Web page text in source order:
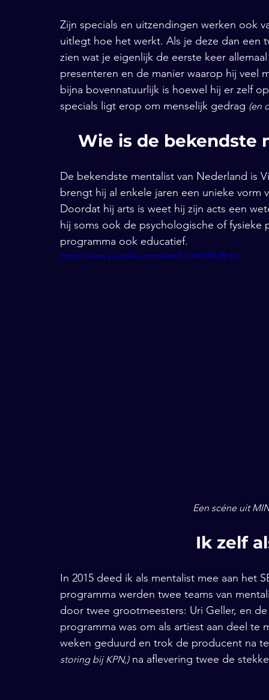
Zijn specials en uitzendingen werken ook
uitlegt hoe het werkt. Als je deze dan
zien wat je eigenlijk de eerste keer
presenteren en de manier waarop hij
bijna bovennatuurlijk is hoewel hij er zelf
specials ligt erop om menselijk gedrag (en
Wie is de bekendste
De bekendste mentalist van Nederland
brengt hij al enkele jaren een unieke
Doordat hij arts is weet hij zijn acts een
hij soms ook de psychologische of
programma ook educatief.
https://www.youtube.com/watch?v=N978Lf8rYcs
Een scéne uit
Ik zelf
In 2015 deed ik als mentalist mee aan het
programma werden twee teams van
door twee grootmeesters: Uri Geller, en
programma was om als artiest aan deel
weken geduurd en trok de producent na
storing bij KPN,) na aflevering twee de